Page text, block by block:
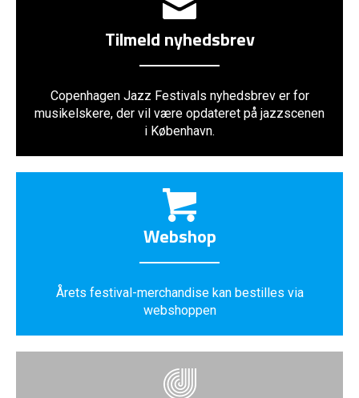
Tilmeld nyhedsbrev
Copenhagen Jazz Festivals nyhedsbrev er for
musikelskere, der vil være opdateret på jazzscenen
i København.
Webshop
Årets festival-merchandise kan bestilles via
webshoppen